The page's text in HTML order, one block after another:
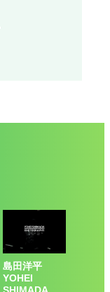
島田洋平
YOHEI
SHIMADA